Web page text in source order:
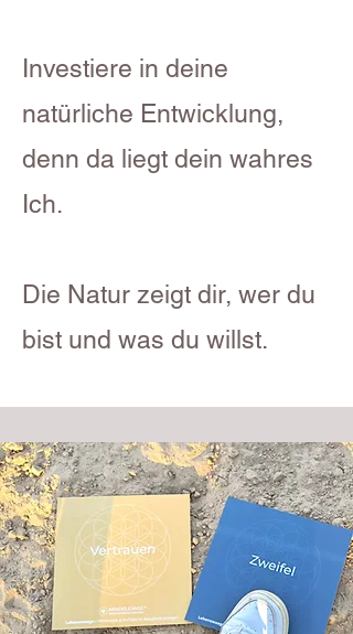
Investiere in deine
natürliche Entwicklung,
denn da liegt dein wahres
Ich.
Die Natur zeigt dir, wer du
bist und was du willst.